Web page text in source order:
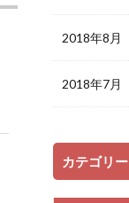
2018年8月
2018年7月
カテゴリー